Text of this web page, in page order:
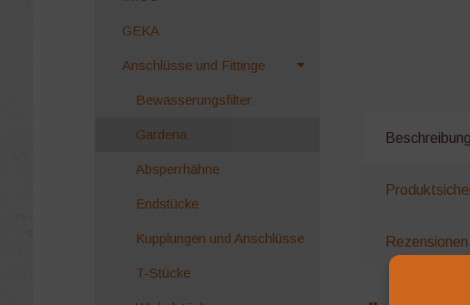
Beschreibung
GEKA
Anschlüsse und Fittinge
Bewässerungsfilter
Gardena
Absperrhähne
Endstücke
Kupplungen und Anschlüsse
T-Stücke